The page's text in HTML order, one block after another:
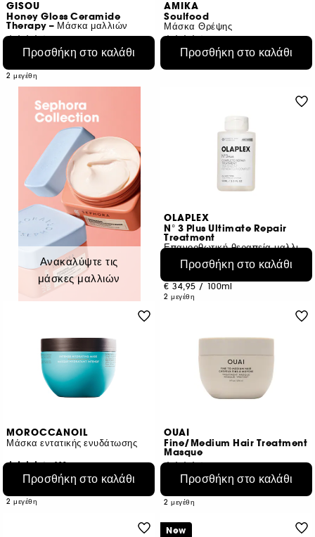
GISOU
Honey Gloss Ceramide
Therapy – Μάσκα μαλλιών
193
€ 23,95
2 μεγέθη
Προσθήκη στο καλάθι
AMIKA
Soulfood
Μάσκα Θρέψης
2256
€ 35,95
Προσθήκη στο καλάθι
Ανακαλύψτε τις
μάσκες μαλλιών
OLAPLEX
N° 3 Plus Ultimate Repair
Treatment
Επανορθωτική θεραπεία μαλλιών
448
€ 34,95
€ 34,95 / 100ml
2 μεγέθη
Προσθήκη στο καλάθι
MOROCCANOIL
Μάσκα εντατικής ενυδάτωσης
129
€ 18,95
2 μεγέθη
Προσθήκη στο καλάθι
OUAI
Fine/Medium Hair Treatment
Masque
26
€ 23,95
2 μεγέθη
Προσθήκη στο καλάθι
New